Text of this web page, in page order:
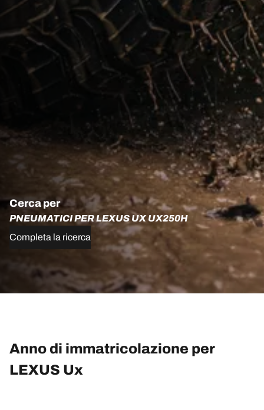
Cerca per
PNEUMATICI PER LEXUS UX UX250H
Completa la ricerca
Anno di immatricolazione per
LEXUS Ux